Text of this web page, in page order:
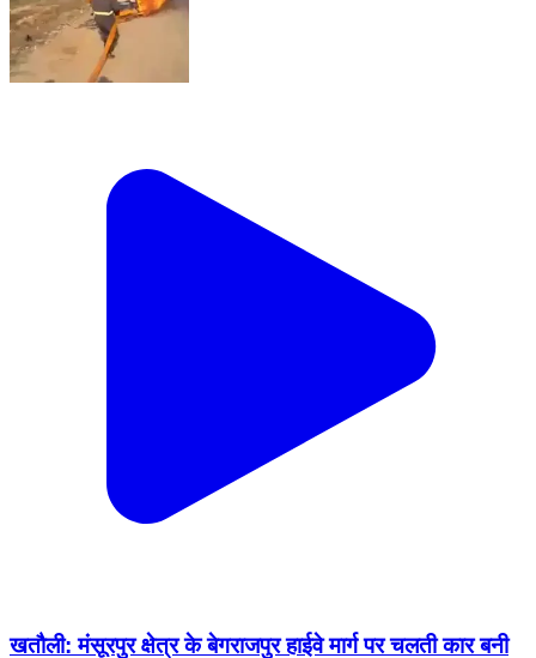
खतौली: मंसूरपुर क्षेत्र के बेगराजपुर हाईवे मार्ग पर चलती कार बनी